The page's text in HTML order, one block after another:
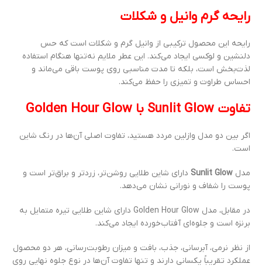
رایحه گرم وانیل و شکلات
رایحه این محصول ترکیبی از وانیل گرم و شکلات است که حس
دلنشین و لوکسی ایجاد می‌کند. این عطر ملایم نه‌تنها هنگام استفاده
لذت‌بخش است، بلکه تا مدت مناسبی روی پوست باقی می‌ماند و
احساس طراوت و تمیزی را حفظ می‌کند.
تفاوت Sunlit Glow با Golden Hour Glow
اگر بین دو مدل وازلین مردد هستید، تفاوت اصلی آن‌ها در رنگ شاین
است.
مدل Sunlit Glow دارای شاین طلایی روشن‌تر، زردتر و براق‌تر است و
پوست را شفاف و نورانی نشان می‌دهد.
در مقابل، مدل Golden Hour Glow دارای شاین طلایی تیره متمایل به
برنزه است و جلوه‌ای آفتاب‌خورده ایجاد می‌کند.
از نظر نرمی، آبرسانی، جذب، بافت و میزان رطوبت‌رسانی، هر دو محصول
عملکرد تقریباً یکسانی دارند و تنها تفاوت آن‌ها در نوع جلوه نهایی روی